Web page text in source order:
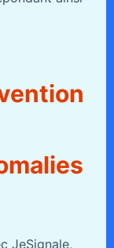
JeSignale,